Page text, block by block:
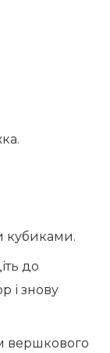
кубиками.
до
і знову
вершкового